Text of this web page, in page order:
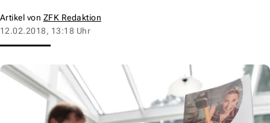
Artikel von ZFK Redaktion
12.02.2018, 13:18 Uhr